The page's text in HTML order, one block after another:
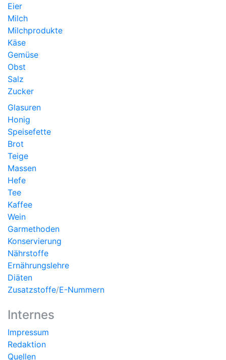
Eier
Milch
Milchprodukte
Käse
Gemüse
Obst
Salz
Zucker
Glasuren
Honig
Speisefette
Brot
Teige
Massen
Hefe
Tee
Kaffee
Wein
Garmethoden
Konservierung
Nährstoffe
Ernährungslehre
Diäten
Zusatzstoffe/E-Nummern
Internes
Impressum
Redaktion
Quellen